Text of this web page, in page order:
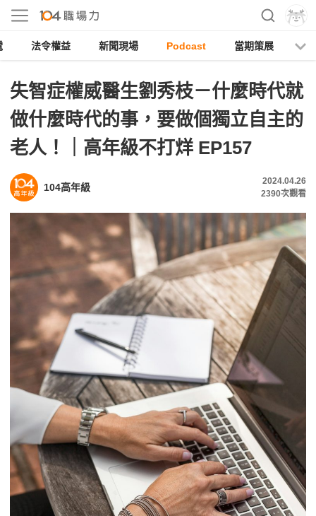
法令權益 新聞現場 Podcast 當期策展
失智症權威醫生劉秀枝－什麼時代就
做什麼時代的事，要做個獨立自主的
老人！｜高年級不打烊 EP157
104高年級
2024.04.26
2390次觀看